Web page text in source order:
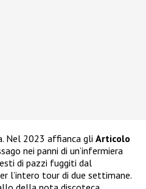
Nel 2023 affianca gli Articolo
nei panni di un’infermiera
di pazzi fuggiti dal
l’intero tour di due settimane.